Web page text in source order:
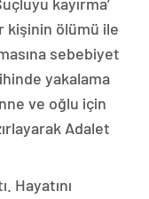
kişinin ölümü ile
sebebiyet
yakalama
ve oğlu için
Adalet
Hayatını